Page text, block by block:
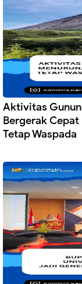
Aktivitas
Bergerak
Tetap Waspada